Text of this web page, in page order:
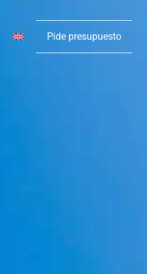
Pide presupuesto